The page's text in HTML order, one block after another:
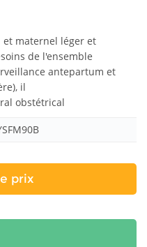
maternel léger et
de l'ensemble
antepartum et
il
obstétrical
prix